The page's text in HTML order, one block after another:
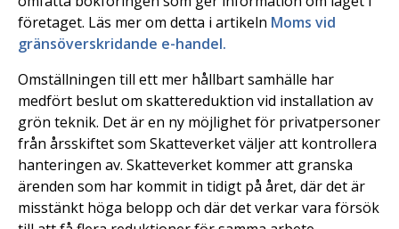
företaget. Läs mer om detta i artikeln Moms vid
gränsöverskridande e-handel.
Omställningen till ett mer hållbart samhälle har
medfört beslut om skattereduktion vid installation av
grön teknik. Det är en ny möjlighet för privatpersoner
från årsskiftet som Skatteverket väljer att kontrollera
hanteringen av. Skatteverket kommer att granska
ärenden som har kommit in tidigt på året, där det är
misstänkt höga belopp och där det verkar vara försök